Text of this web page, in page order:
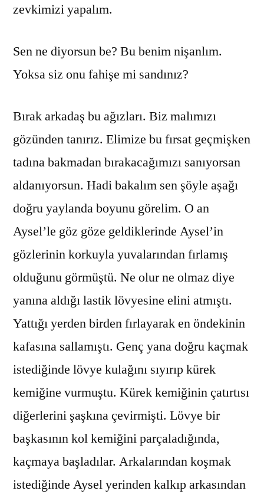
zevkimizi yapalım.
Sen ne diyorsun be? Bu benim nişanlım.
Yoksa siz onu fahişe mi sandınız?
Bırak arkadaş bu ağızları. Biz malımızı
gözünden tanırız. Elimize bu fırsat geçmişken
tadına bakmadan bırakacağımızı sanıyorsan
aldanıyorsun. Hadi bakalım sen şöyle aşağı
doğru yaylanda boyunu görelim. O an
Aysel’le göz göze geldiklerinde Aysel’in
gözlerinin korkuyla yuvalarından fırlamış
olduğunu görmüştü. Ne olur ne olmaz diye
yanına aldığı lastik lövyesine elini atmıştı.
Yattığı yerden birden fırlayarak en öndekinin
kafasına sallamıştı. Genç yana doğru kaçmak
istediğinde lövye kulağını sıyırıp kürek
kemiğine vurmuştu. Kürek kemiğinin çatırtısı
diğerlerini şaşkına çevirmişti. Lövye bir
başkasının kol kemiğini parçaladığında,
kaçmaya başladılar. Arkalarından koşmak
istediğinde Aysel yerinden kalkıp arkasından